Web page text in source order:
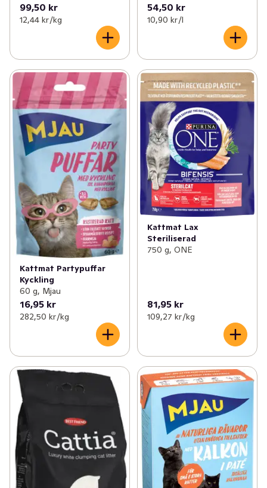
99,50 kr
12,44 kr /kg
54,50 kr
10,90 kr /l
Kattmat Partypuffar
Kyckling
60 g, Mjau
16,95 kr
282,50 kr /kg
Kattmat Lax
Steriliserad
750 g, ONE
81,95 kr
109,27 kr /kg